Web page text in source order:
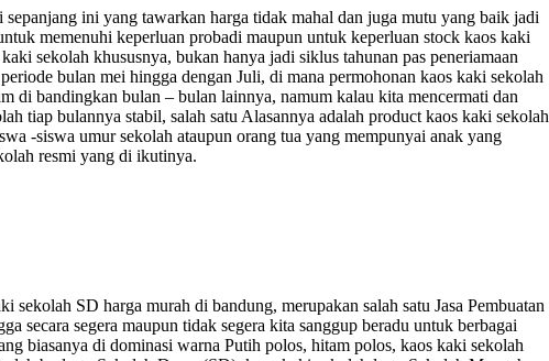
ini yang tawarkan harga tidak mahal dan juga mutu yang baik jadi
memenuhi keperluan probadi maupun untuk keperluan stock kaos kaki
sekolah khususnya, bukan hanya jadi siklus tahunan pas peneriamaan
bulan mei hingga dengan Juli, di mana permohonan kaos kaki sekolah
di bandingkan bulan – bulan lainnya, namum kalau kita mencermati dan
tiap bulannya stabil, salah satu Alasannya adalah product kaos kaki sekolah
-siswa umur sekolah ataupun orang tua yang mempunyai anak yang
resmi yang di ikutinya.
sekolah SD harga murah di bandung, merupakan salah satu Jasa Pembuatan
secara segera maupun tidak segera kita sanggup beradu untuk berbagai
biasanya di dominasi warna Putih polos, hitam polos, kaos kaki sekolah